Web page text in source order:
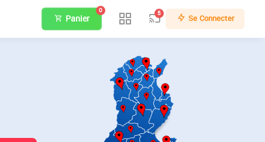
Panier
0 5 Se Connecter